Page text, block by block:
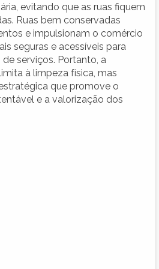
evitando que as ruas fiquem
Ruas bem conservadas
e impulsionam o comércio
seguras e acessíveis para
serviços. Portanto, a
à limpeza física, mas
que promove o
e a valorização dos